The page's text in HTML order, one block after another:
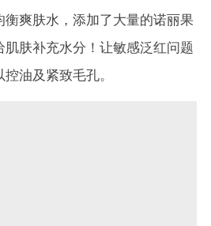
爽肤水，添加了大量的诺丽果
肤补充水分！让敏感泛红问题
油及紧致毛孔。